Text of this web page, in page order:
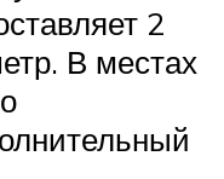
2
В местах